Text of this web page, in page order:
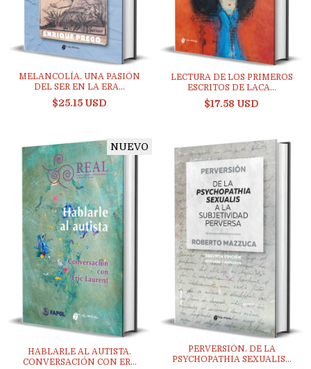
MELANCOLÍA. UNA PASIÓN
DEL SER EN LA ERA...
$25.15 USD
LECTURA DE LOS PRIMEROS
ESCRITOS DE LACA...
$17.58 USD
NUEVO
HABLARLE AL AUTISTA.
CONVERSACIÓN CON ER...
PERVERSIÓN. DE LA
PSYCHOPATHIA SEXUALIS...